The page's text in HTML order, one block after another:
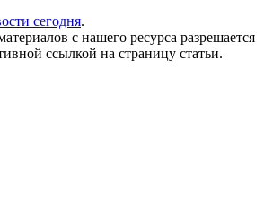
сегодня.
с нашего ресурса разрешается
ссылкой на страницу статьи.